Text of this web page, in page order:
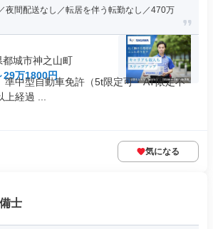
夜間配送なし／転居を伴う転勤なし／470万
城市神之山町
29万1800円
準中型自動車免許（5t限定可・AT限定不
経過 ...
気になる
士